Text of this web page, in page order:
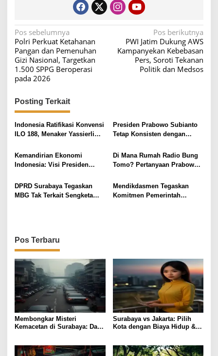
N
a
v
i
g
a
s
i
p
o
s
Pos sebelumnya
Polri Perkuat Ketahanan
Pangan dan Pemenuhan
Gizi Nasional, Targetkan
1.500 SPPG Beroperasi
pada 2026
Pos berikutnya
PWI Jatim Dukung AWS
Kampanyekan Kebebasan
Pers, Soroti Tekanan
Politik dan Medsos
Posting Terkait
Indonesia Ratifikasi Konvensi
ILO 188, Menaker Yassierli
Perlindungan Awak Kapal
Perikanan
Presiden Prabowo Subianto
Tetap Konsisten dengan
Gratis
Kemandirian Ekonomi
Indonesia: Visi Presiden
Di Mana Rumah Radio Bung
Tomo? Pertanyaan Prabowo
Respons Cegah Kejadian
Serupa
DPRD Surabaya Tegaskan
MBG Tak Terkait Sengketa
Mendikdasmen Tegaskan
Komitmen Pemerintah
Pos Terbaru
Membongkar Misteri
Kemacetan di Surabaya: Data
Surabaya vs Jakarta: Pilih
Kota dengan Biaya Hidup &